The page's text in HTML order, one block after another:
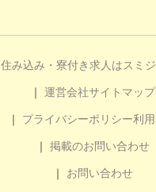
住み込み・寮付き求人はスミ
運営会社サイトマップ
プライバシーポリシー利
掲載のお問い合わせ
お問い合わせ